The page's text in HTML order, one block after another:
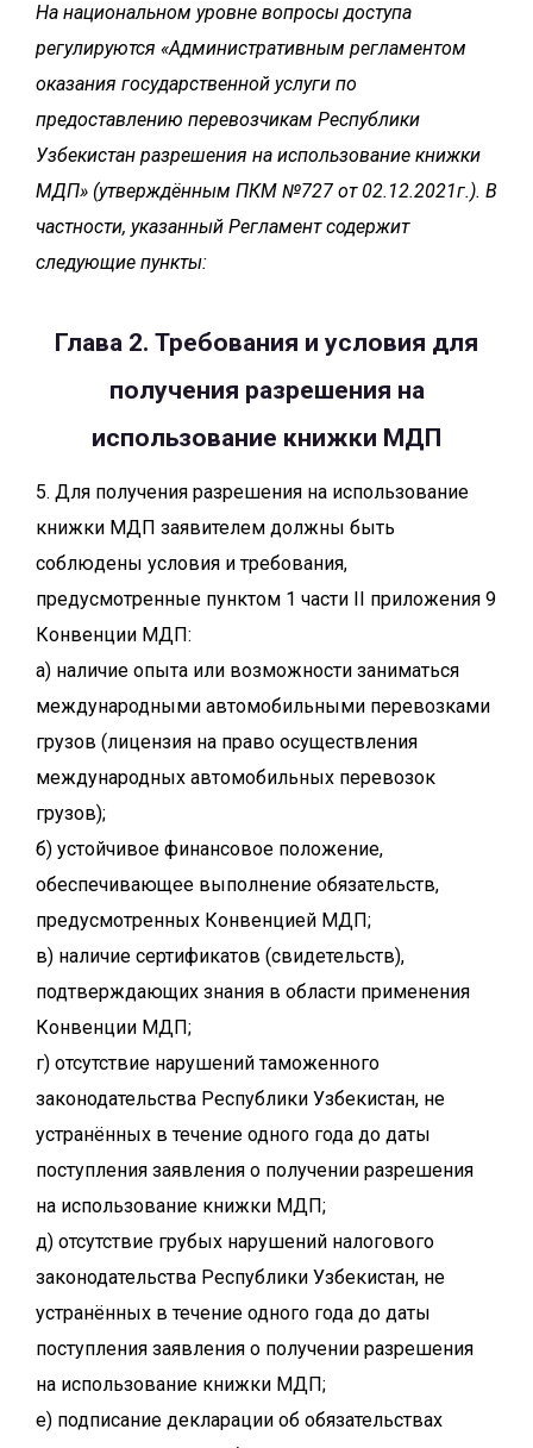
На национальном уровне вопросы доступа
регулируются «Административным регламентом
оказания государственной услуги по
предоставлению перевозчикам Республики
Узбекистан разрешения на использование книжки
МДП» (утверждённым ПКМ №727 от 02.12.2021г.). В
частности, указанный Регламент содержит
следующие пункты:
Глава 2. Требования и условия для
получения разрешения на
использование книжки МДП
5. Для получения разрешения на использование
книжки МДП заявителем должны быть
соблюдены условия и требования,
предусмотренные пунктом 1 части II приложения 9
Конвенции МДП:
а) наличие опыта или возможности заниматься
международными автомобильными перевозками
грузов (лицензия на право осуществления
международных автомобильных перевозок
грузов);
б) устойчивое финансовое положение,
обеспечивающее выполнение обязательств,
предусмотренных Конвенцией МДП;
в) наличие сертификатов (свидетельств),
подтверждающих знания в области применения
Конвенции МДП;
г) отсутствие нарушений таможенного
законодательства Республики Узбекистан, не
устранённых в течение одного года до даты
поступления заявления о получении разрешения
на использование книжки МДП;
д) отсутствие грубых нарушений налогового
законодательства Республики Узбекистан, не
устранённых в течение одного года до даты
поступления заявления о получении разрешения
на использование книжки МДП;
е) подписание декларации об обязательствах